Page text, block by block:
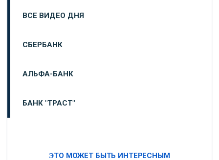
ВСЕ ВИДЕО ДНЯ
СБЕРБАНК
АЛЬФА-БАНК
БАНК "ТРАСТ"
ЭТО МОЖЕТ БЫТЬ ИНТЕРЕСНЫМ